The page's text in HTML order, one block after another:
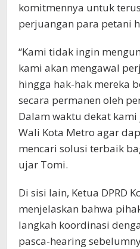
komitmennya untuk
perjuangan para petani
“Kami tidak ingin
kami akan mengawal
hingga hak-hak mereka
secara permanen oleh
Dalam waktu dekat
Wali Kota Metro agar
mencari solusi terbaik
ujar Tomi.
Di sisi lain, Ketua DPRD
menjelaskan bahwa
langkah koordinasi
pasca-hearing